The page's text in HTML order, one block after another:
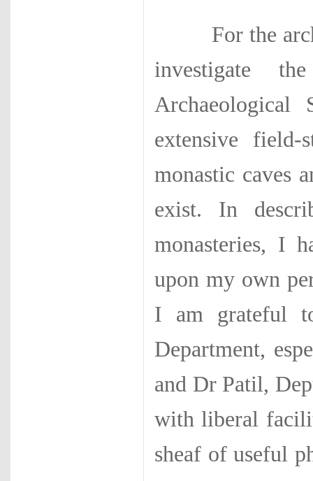
For the
investigate
extensive field-
monastic caves
exist. In
monasteries, I
upon my own
I am grateful
Department,
and Dr Patil,
with liberal
sheaf of useful